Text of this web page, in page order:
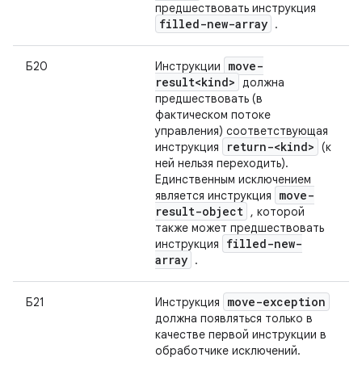
предшествовать инструкция
filled-new-array .
Б20 Инструкции
move-
result<kind> должна
предшествовать (в
фактическом потоке
управления) соответствующая
инструкция
return-<kind> (к
ней нельзя переходить).
Единственным исключением
является инструкция
move-
result-object , которой
также может предшествовать
инструкция
filled-new-
array .
Б21 Инструкция move-exception
должна появляться только в
качестве первой инструкции в
обработчике исключений.